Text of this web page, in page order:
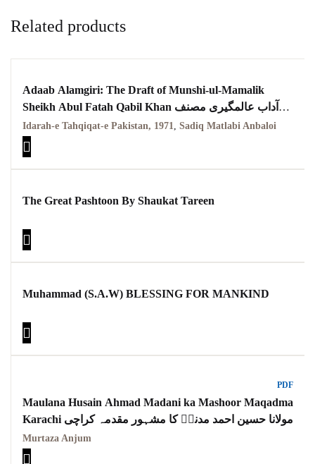
Related products
Adaab Alamgiri: The Draft of Munshi-ul-Mamalik
Sheikh Abul Fatah Qabil Khan آداب عالمگیری مصنف
صادق مطلبی انبالوی
Idarah-e Tahqiqat-e Pakistan, 1971, Sadiq Matlabi Anbaloi
The Great Pashtoon By Shaukat Tareen
Muhammad (S.A.W) BLESSING FOR MANKIND
PDF
Maulana Husain Ahmad Madani ka Mashoor Maqadma
Karachi مولانا حسین احمد مدنیؒ کا مشہور مقدمہ کراچی
Murtaza Anjum